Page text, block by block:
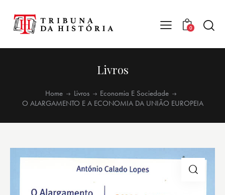
0
Livros
Home Livros
Economia E Sociedade
O ALARGAMENTO E A ECONOMIA DA UNIÃO EUROPEIA